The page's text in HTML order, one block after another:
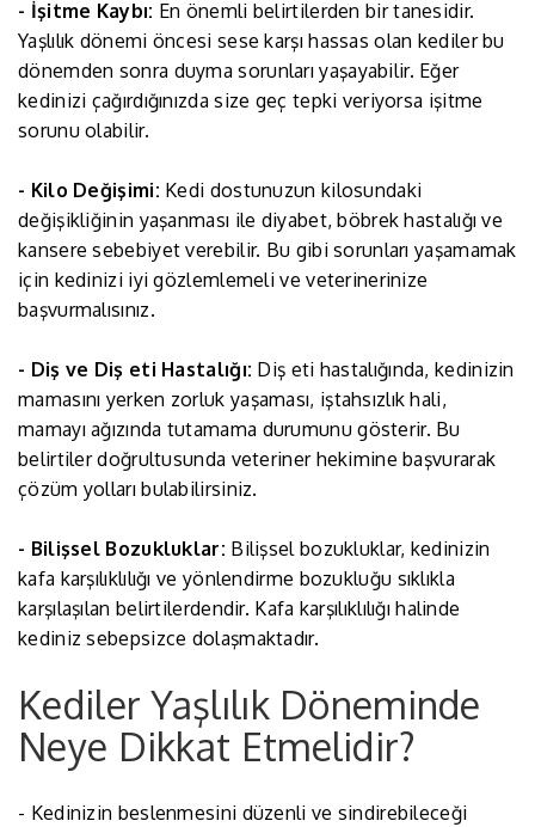
- İşitme Kaybı: En önemli belirtilerden bir tanesidir.
Yaşlılık dönemi öncesi sese karşı hassas olan kediler bu
dönemden sonra duyma sorunları yaşayabilir. Eğer
kedinizi çağırdığınızda size geç tepki veriyorsa işitme
sorunu olabilir.
- Kilo Değişimi: Kedi dostunuzun kilosundaki
değişikliğinin yaşanması ile diyabet, böbrek hastalığı ve
kansere sebebiyet verebilir. Bu gibi sorunları yaşamamak
için kedinizi iyi gözlemlemeli ve veterinerinize
başvurmalısınız.
- Diş ve Diş eti Hastalığı: Diş eti hastalığında, kedinizin
mamasını yerken zorluk yaşaması, iştahsızlık hali,
mamayı ağızında tutamama durumunu gösterir. Bu
belirtiler doğrultusunda veteriner hekimine başvurarak
çözüm yolları bulabilirsiniz.
- Bilişsel Bozukluklar: Bilişsel bozukluklar, kedinizin
kafa karşılıklılığı ve yönlendirme bozukluğu sıklıkla
karşılaşılan belirtilerdendir. Kafa karşılıklılığı halinde
kediniz sebepsizce dolaşmaktadır.
Kediler Yaşlılık Döneminde
Neye Dikkat Etmelidir?
- Kedinizin beslenmesini düzenli ve sindirebileceği